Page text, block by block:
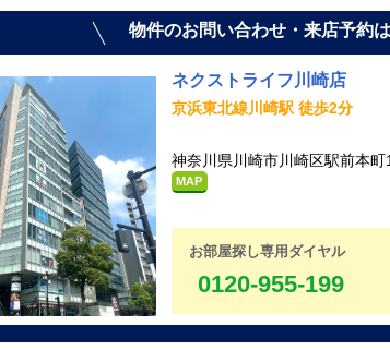
物件のお問い合わせ・来店予約
ネクストライフ川崎店
京浜東北線川崎駅 徒歩2分
神奈川県川崎市川崎区駅前本
MAP
お部屋探し専用ダイヤル
0120-955-199